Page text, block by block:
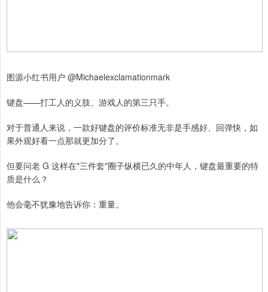
图源小红书用户 @Michaelexclamationmark
键盘——打工人的义肢、游戏人的第三只手。
对于普通人来说，一款好键盘的评价标准无非是手感好、回弹快，如
果外观好看一点那就更加分了。
但要问老 G 这样在"三件套"圈子纵横已久的中年人，键盘最重要的特
质是什么？
他会毫不犹豫地告诉你：重量。